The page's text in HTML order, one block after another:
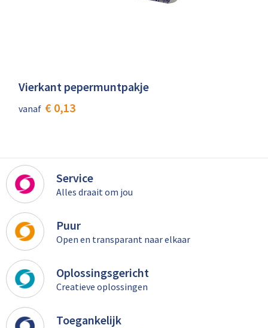
Vierkant pepermuntpakje
vanaf € 0,13
Service
Alles draait om jou
Puur
Open en transparant naar elkaar
Oplossingsgericht
Creatieve oplossingen
Toegankelijk